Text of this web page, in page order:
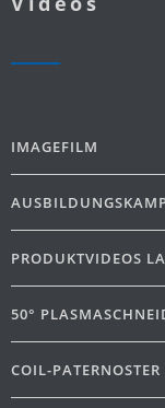
IMAGEFILM
PRODUKTVIDEOS
50°
COIL-